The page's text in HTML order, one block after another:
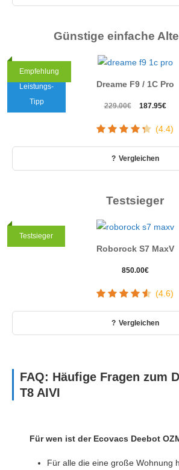
Günstige einfache
Preis-
Leistungs-
Tipp
Empfehlung
Dreame F9 / 1C Pro
229.00€
war:
187.95€
ist:
(4.4)
Vergleichen
Testsieger
Testsieger
Roborock S7 MaxV
850.00€
(4.6)
Vergleichen
FAQ: Häufige Fragen zum
T8 AIVI
Für wen ist der Ecovacs Deebot
Für alle die eine große Wohnung